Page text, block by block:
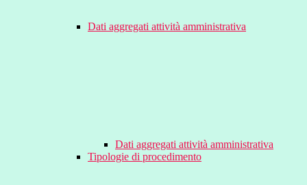
Dati aggregati attività amministrativa
Dati aggregati attività amministrativa
Tipologie di procedimento